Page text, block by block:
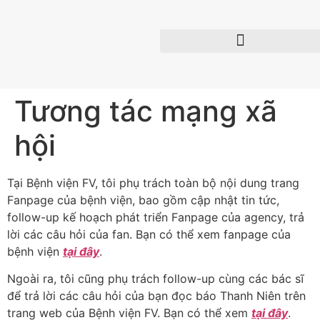
Tương tác mạng xã
hội
Tại Bệnh viện FV, tôi phụ trách toàn bộ nội dung trang
Fanpage của bệnh viện, bao gồm cập nhật tin tức,
follow-up kế hoạch phát triển Fanpage của agency, trả
lời các câu hỏi của fan. Bạn có thể xem fanpage của
bệnh viện tại đây.
Ngoài ra, tôi cũng phụ trách follow-up cùng các bác sĩ
để trả lời các câu hỏi của bạn đọc báo Thanh Niên trên
trang web của Bệnh viện FV. Bạn có thể xem tại đây.